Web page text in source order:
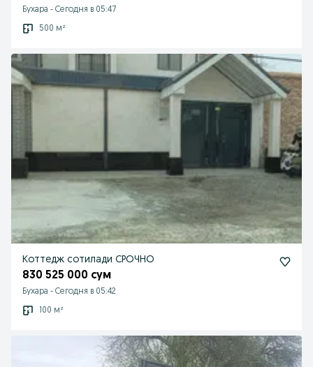
Бухара - Сегодня в 05:47
500 м²
Коттедж сотилади СРОЧНО
830 525 000 сум
Бухара - Сегодня в 05:42
100 м²